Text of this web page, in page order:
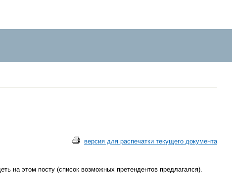
версия для распечатки текущего документа
на этом посту (список возможных претендентов предлагался).